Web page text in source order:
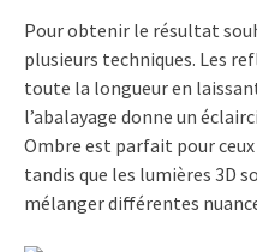
Pour obtenir le résultat
plusieurs techniques. Les
toute la longueur en
l’abalayage donne un
Ombre est parfait pour
tandis que les lumières 3D
mélanger différentes